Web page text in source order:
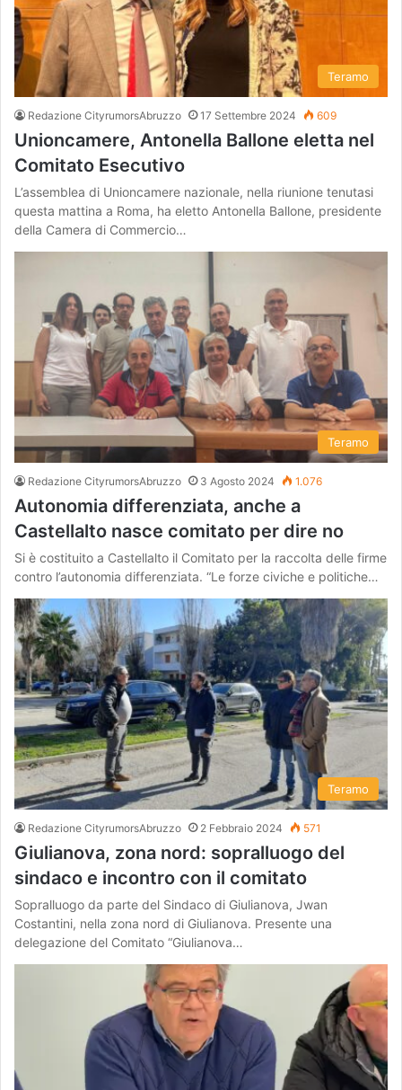
Teramo
Redazione CityrumorsAbruzzo 17 Settembre 2024 609
Unioncamere, Antonella Ballone eletta nel
Comitato Esecutivo
L’assemblea di Unioncamere nazionale, nella riunione tenutasi
questa mattina a Roma, ha eletto Antonella Ballone, presidente
della Camera di Commercio…
Teramo
Redazione CityrumorsAbruzzo 3 Agosto 2024 1.076
Autonomia differenziata, anche a
Castellalto nasce comitato per dire no
Si è costituito a Castellalto il Comitato per la raccolta delle firme
contro l’autonomia differenziata. “Le forze civiche e politiche…
Teramo
Redazione CityrumorsAbruzzo 2 Febbraio 2024 571
Giulianova, zona nord: sopralluogo del
sindaco e incontro con il comitato
Sopralluogo da parte del Sindaco di Giulianova, Jwan
Costantini, nella zona nord di Giulianova. Presente una
delegazione del Comitato “Giulianova…